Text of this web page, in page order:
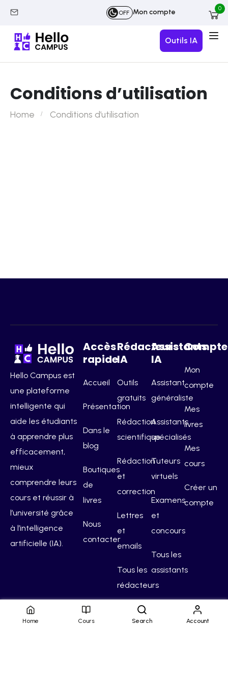
OFF Mon compte 0
Outils IA
Conditions d’utilisation
Home Conditions d’utilisation
Hello Campus est
une plateforme
intelligente qui
aide les étudiants
à apprendre plus
efficacement,
mieux
comprendre leurs
cours et réussir à
l’université grâce
à l’intelligence
artificielle (IA).
Accès
rapide
Accueil
Présentation
Dans le
blog
Boutiques
de
livres
Nous
contacter
Rédacteurs
IA
Outils
gratuits
Rédaction
scientifique
Rédaction
et
correction
Lettres
et
emails
Tous les
rédacteurs
Assistants
IA
Assistant
généraliste
Assistants
spécialisés
Tuteurs
virtuels
Examens
et
concours
Tous les
assistants
Compte
Mon
compte
Mes
livres
Mes
cours
Créer un
compte
Home Cours Search Account